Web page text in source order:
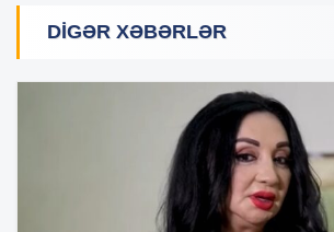
DIGƏR XƏBƏRLƏR